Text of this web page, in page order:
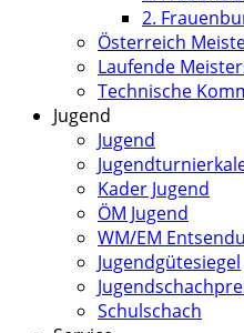
2.
Österreich
Laufende
Technische
Jugend
Jugend
Kader Jugend
ÖM Jugend
WM/EM
Jugendgütesiegel
Schulschach